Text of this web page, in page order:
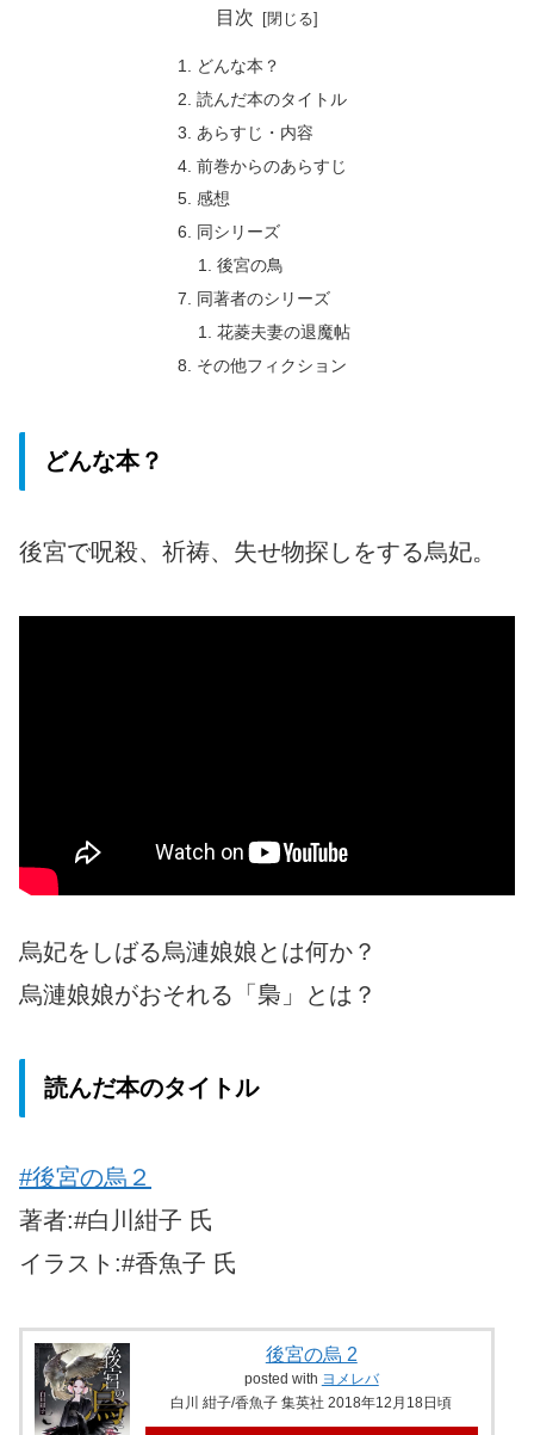
目次
どんな本？
読んだ本のタイトル
あらすじ・内容
前巻からのあらすじ
感想
同シリーズ
後宮の鳥
同著者のシリーズ
花菱夫妻の退魔帖
その他フィクション
どんな本？
後宮で呪殺、祈祷、失せ物探しをする烏妃。
烏妃をしばる烏漣娘娘とは何か？
烏漣娘娘がおそれる「梟」とは？
読んだ本のタイトル
#後宮の烏２
著者:#白川紺子 氏
イラスト:#香魚子 氏
後宮の烏 2
posted with ヨメレバ
白川 紺子/香魚子 集英社 2018年12月18日頃